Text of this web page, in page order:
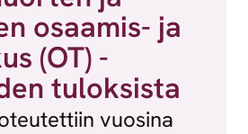
osaamis- ja
(OT) -
tuloksista
vuosina